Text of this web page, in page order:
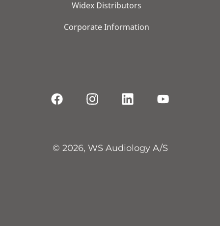
Widex Distributors
Corporate Information
© 2026, WS Audiology A/S